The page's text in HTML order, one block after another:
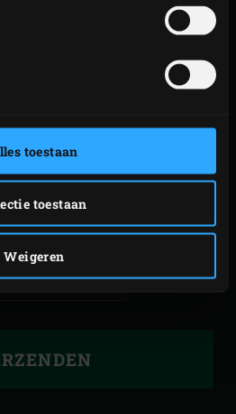
toestaan
toestaan
Weigeren
VOOR DE NIEUWSBRIEF
IK ONTVANG DAN
LEKKERSTE RECEPTEN EN